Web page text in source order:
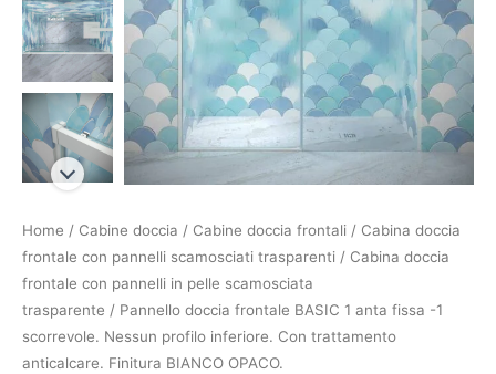
Home / Cabine doccia / Cabine doccia frontali / Cabina doccia
frontale con pannelli scamosciati trasparenti / Cabina doccia
frontale con pannelli in pelle scamosciata
trasparente / Pannello doccia frontale BASIC 1 anta fissa -1
scorrevole. Nessun profilo inferiore. Con trattamento
anticalcare. Finitura BIANCO OPACO.
Pannello
doccia
frontale
BASIC
1
anta